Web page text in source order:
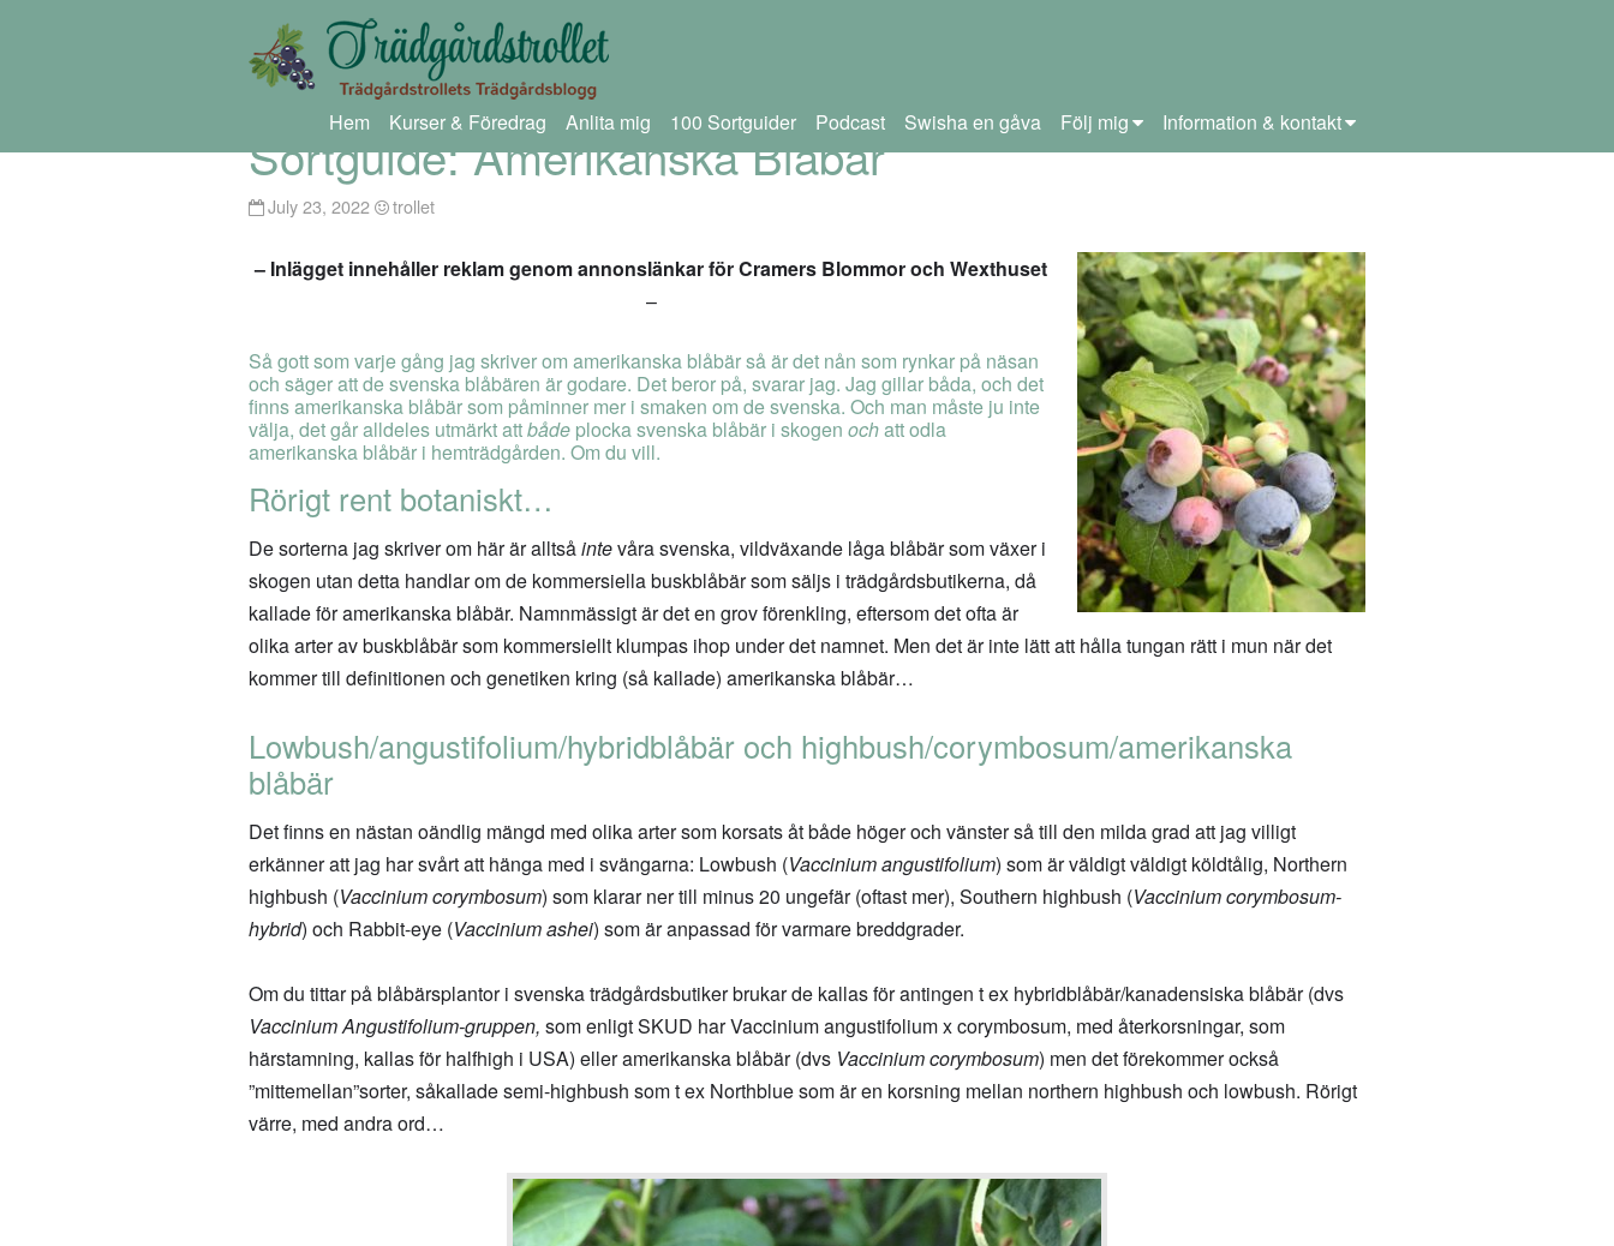
Hem Kurser & Föredrag Anlita mig 100 Sortguider Podcast Swisha en gåva Följ mig Information & kontakt
Sortguide: Amerikanska Blåbär
July 23, 2022 trollet
– Inlägget innehåller reklam genom annonslänkar för Cramers Blommor och Wexthuset
–
Så gott som varje gång jag skriver om amerikanska blåbär så är det nån som rynkar på näsan
och säger att de svenska blåbären är godare. Det beror på, svarar jag. Jag gillar båda, och det
finns amerikanska blåbär som påminner mer i smaken om de svenska. Och man måste ju inte
välja, det går alldeles utmärkt attbåde plocka svenska blåbär i skogen ochatt odla
amerikanska blåbär i hemträdgården. Om du vill.
Rörigt rent botaniskt…
De sorterna jag skriver om här är alltsåintevåra svenska, vildväxande låga blåbär som växer i
skogen utan detta handlar om de kommersiella buskblåbär som säljs i trädgårdsbutikerna, då
kallade för amerikanska blåbär. Namnmässigt är det en grov förenkling, eftersom det ofta är
olika arter av buskblåbär som kommersiellt klumpas ihop under det namnet. Men det är inte lätt att hålla tungan rätt i mun när det
kommer till definitionen och genetiken kring (så kallade) amerikanska blåbär…
Lowbush/angustifolium/hybridblåbär och highbush/corymbosum/amerikanska
blåbär
Det finns en nästan oändlig mängd med olika arter som korsats åt både höger och vänster så till den milda grad att jag villigt
erkänner att jag har svårt att hänga med i svängarna: Lowbush (Vaccinium angustifolium) som är väldigt väldigt köldtålig, Northern
highbush (Vaccinium corymbosum) som klarar ner till minus 20 ungefär (oftast mer), Southern highbush (Vaccinium corymbosum-
hybrid) och Rabbit-eye (Vaccinium ashei) som är anpassad för varmare breddgrader.
Om du tittar på blåbärsplantor i svenska trädgårdsbutiker brukar de kallas för antingen t ex hybridblåbär/kanadensiska blåbär (dvs
Vaccinium Angustifolium-gruppen, som enligt SKUD har Vaccinium angustifolium x corymbosum, med återkorsningar, som
härstamning, kallas för halfhigh i USA) eller amerikanska blåbär (dvs Vaccinium corymbosum) men det förekommer också
”mittemellan”sorter, såkallade semi-highbush som t ex Northblue som är en korsning mellan northern highbush och lowbush. Rörigt
värre, med andra ord…